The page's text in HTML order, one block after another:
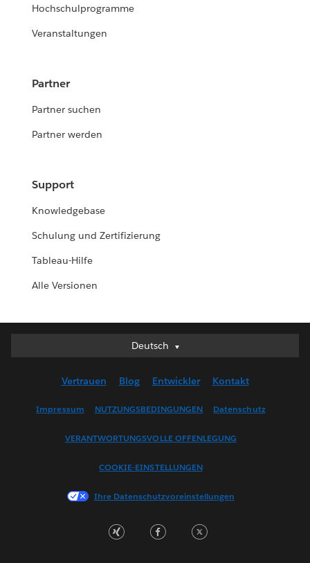
Hochschulprogramme
Veranstaltungen
Partner
Partner suchen
Partner werden
Support
Knowledgebase
Schulung und Zertifizierung
Tableau-Hilfe
Alle Versionen
Deutsch
Deutsch
English (US)
Français (France)
한국어
Português
Vertrauen Blog Entwickler Kontakt
Impressum NUTZUNGSBEDINGUNGEN Datenschutz
VERANTWORTUNGSVOLLE OFFENLEGUNG
COOKIE-EINSTELLUNGEN
Ihre Datenschutzvoreinstellungen